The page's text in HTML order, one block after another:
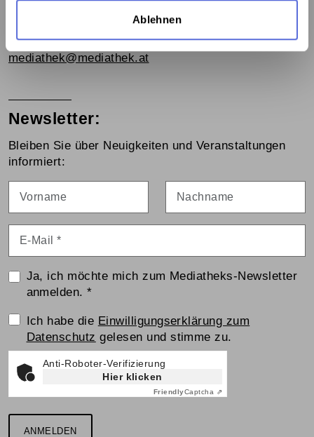
Ablehnen
1060 Wien, Webgasse 2a
Tel. +43 1 5973669-0
mediathek@mediathek.at
Newsletter:
Bleiben Sie über Neuigkeiten und Veranstaltungen
informiert:
Ja, ich möchte mich zum Mediatheks-Newsletter
anmelden.*
Einwilligungserklärung
Ich habe die Einwilligungserklärung zum
Datenschutz gelesen und stimme zu.
Anti-Roboter-Verifizierung
Hier klicken
FriendlyCaptcha ⇗
ANMELDEN